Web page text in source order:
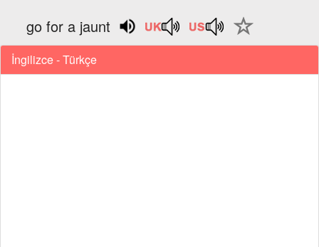
go for a jaunt
İngilizce - Türkçe